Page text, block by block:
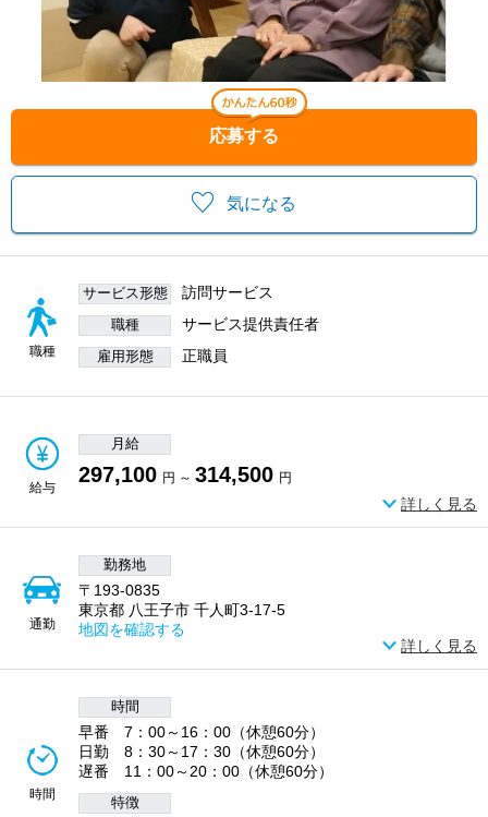
気になる
応募する
職種
サービス形態 訪問サービス
職種 サービス提供責任者
雇用形態 正職員
給与
月給
297,100 円 ～ 314,500 円
詳しく見る
通勤
勤務地
〒193-0835
東京都 八王子市 千人町3-17-5
地図を確認する
詳しく見る
時間
時間
早番 7：00～16：00（休憩60分）
日勤 8：30～17：30（休憩60分）
遅番 11：00～20：00（休憩60分）
特徴